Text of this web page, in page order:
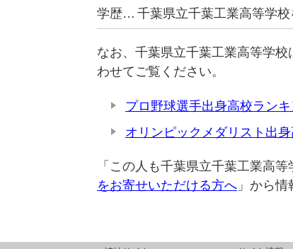
学歴… 千葉県立千葉工業高等学校
なお、千葉県立千葉工業高等学
わせてご覧ください。
プロ野球選手出身高校ラン
オリンピックメダリスト出
「この人も千葉県立千葉工業高
をお寄せいただける方へ 」から情